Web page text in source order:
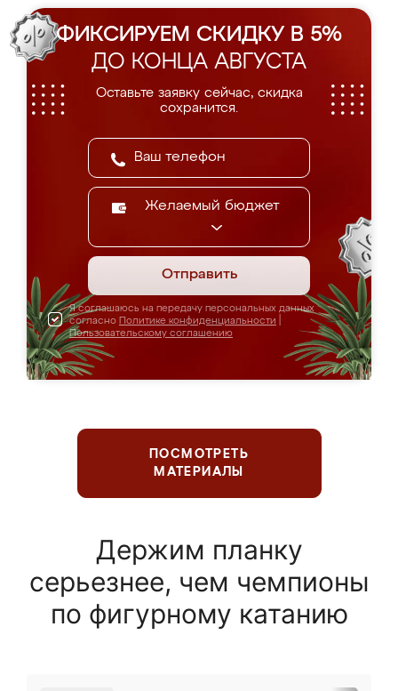
ФИКСИРУЕМ СКИДКУ В 5%
ДО КОНЦА АВГУСТА
Оставьте заявку сейчас, скидка
сохранится.
Желаемый бюджет
Отправить
Я соглашаюсь на передачу персональных данных
согласно Политике конфиденциальности
Пользовательскому соглашению
ПОСМОТРЕТЬ
МАТЕРИАЛЫ
Держим планку
серьезнее, чем чемпионы
по фигурному катанию